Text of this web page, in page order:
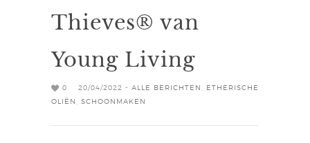
Thieves® van
Young Living
0 20/04/2022 - ALLE BERICHTEN
ETHERISCHE
OLIËN
SCHOONMAKEN